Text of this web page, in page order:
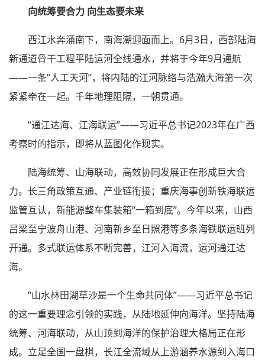
向统筹要合力 向生态要未来
西江水奔涌南下，南海潮迎面而上。6月3日，西部陆海
新通道骨干工程平陆运河全线通水，并将于今年9月通航
——一条“人工天河”，将内陆的江河脉络与浩瀚大海第一次
紧紧牵在一起。千年地理阻隔，一朝贯通。
“通江达海、江海联运”——习近平总书记2023年在广西
考察时的指示，即将从蓝图化作现实。
陆海统筹、山海联动，高效协同发展正在形成巨大合
力。长三角政策互通、产业链衔接；重庆海事创新铁海联运
监管互认，新能源整车集装箱“一箱到底”。今年以来，山西
吕梁至宁波舟山港、河南新乡至日照港等多条海铁联运班列
开通。多式联运体系不断完善，江河入海流，运河通江达
海。
“山水林田湖草沙是一个生命共同体”——习近平总书记
的这一重要理念引领的实践，从陆地延伸向海洋。坚持陆海
统筹、河海联动，从山顶到海洋的保护治理大格局正在形
成。立足全国一盘棋，长江全流域从上游涵养水源到入海口